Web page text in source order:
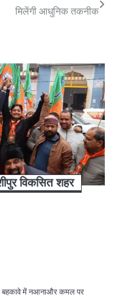
मिलेंगी आधुनिक तकनीक
विकसित शहर
बहकावे में नआनाऔर कमल पर